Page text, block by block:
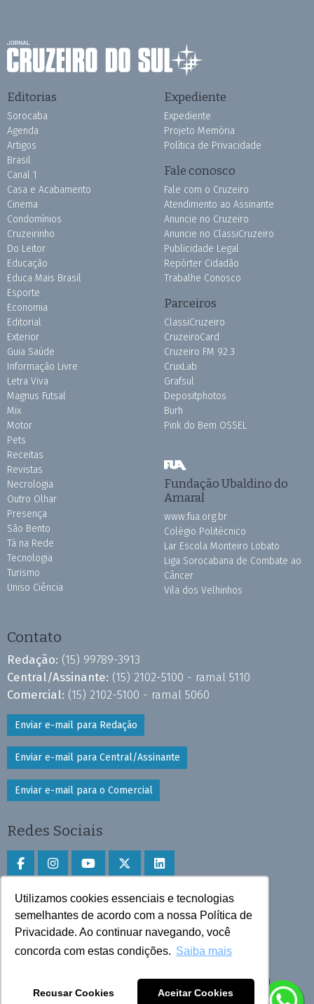
Utilizamos cookies essenciais e tecnologias
semelhantes de acordo com a nossa Política de
Privacidade. Ao continuar navegando, você
concorda com estas condições. Saiba mais
Recusar Cookies Aceitar Cookies
Editorias
Sorocaba
Agenda
Artigos
Brasil
Canal 1
Casa e Acabamento
Cinema
Condomínios
Cruzeirinho
Do Leitor
Educação
Educa Mais Brasil
Esporte
Economia
Editorial
Exterior
Guia Saúde
Informação Livre
Letra Viva
Magnus Futsal
Mix
Motor
Pets
Receitas
Revistas
Necrologia
Outro Olhar
Presença
São Bento
Tá na Rede
Tecnologia
Turismo
Uniso Ciência
Expediente
Expediente
Projeto Memória
Política de Privacidade
Fale conosco
Fale com o Cruzeiro
Atendimento ao Assinante
Anuncie no Cruzeiro
Anuncie no ClassiCruzeiro
Publicidade Legal
Repórter Cidadão
Trabalhe Conosco
Parceiros
ClassiCruzeiro
CruzeiroCard
Cruzeiro FM 92.3
CruxLab
Grafsul
Depositphotos
Burh
Pink do Bem OSSEL
Fundação Ubaldino do
Amaral
www.fua.org.br
Colégio Politécnico
Lar Escola Monteiro Lobato
Liga Sorocabana de Combate ao
Câncer
Vila dos Velhinhos
Contato
Redação: (15) 99789-3913
Central/Assinante: (15) 2102-5100 - ramal 5110
Comercial: (15) 2102-5100 - ramal 5060
Enviar e-mail para Redação
Enviar e-mail para Central/Assinante
Enviar e-mail para o Comercial
Redes Sociais
Faça download do aplicativo
Play Store e App Store
Todos os direitos reservados © 2025 Cruzeiro do Sul